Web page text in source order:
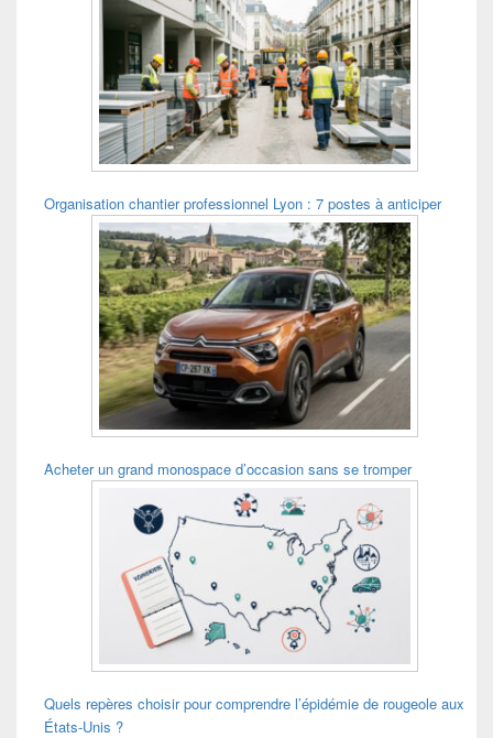
Organisation chantier professionnel Lyon : 7 postes à anticiper
Acheter un grand monospace d’occasion sans se tromper
Quels repères choisir pour comprendre l’épidémie de rougeole aux
États-Unis ?